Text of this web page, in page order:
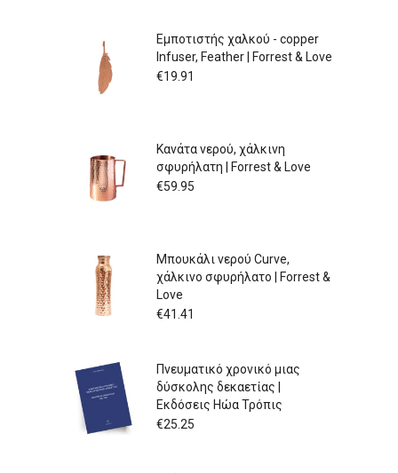
Εμποτιστής χαλκού - copper
Infuser, Feather | Forrest & Love
€19.91
Κανάτα νερού, χάλκινη
σφυρήλατη | Forrest & Love
€59.95
Μπουκάλι νερού Curve,
χάλκινο σφυρήλατο | Forrest &
Love
€41.41
Πνευματικό χρονικό μιας
δύσκολης δεκαετίας |
Εκδόσεις Ηώα Τρόπις
€25.25